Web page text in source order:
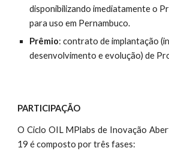
disponibilizando imediatamente o
para uso em Pernambuco.
Prêmio: contrato de implantação
desenvolvimento e evolução) de
PARTICIPAÇÃO
O Ciclo OIL MPlabs de Inovação
19 é composto por três fases: